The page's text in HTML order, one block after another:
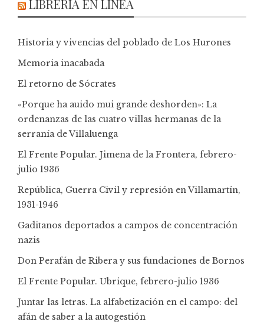
LIBRERÍA EN LÍNEA
Historia y vivencias del poblado de Los Hurones
Memoria inacabada
El retorno de Sócrates
«Porque ha auido mui grande deshorden»: La
ordenanzas de las cuatro villas hermanas de la
serranía de Villaluenga
El Frente Popular. Jimena de la Frontera, febrero-
julio 1936
República, Guerra Civil y represión en Villamartín,
1931-1946
Gaditanos deportados a campos de concentración
nazis
Don Perafán de Ribera y sus fundaciones de Bornos
El Frente Popular. Ubrique, febrero-julio 1936
Juntar las letras. La alfabetización en el campo: del
afán de saber a la autogestión